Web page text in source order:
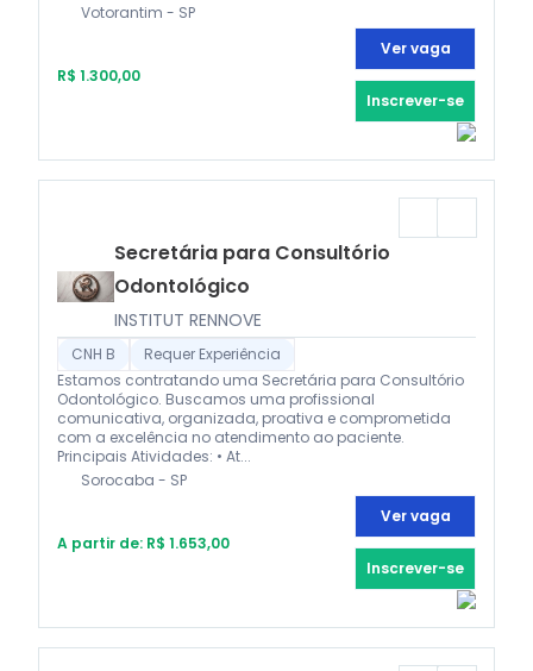
Votorantim - SP
R$ 1.300,00
Ver vaga
Inscrever-se
Secretária para Consultório
Odontológico
INSTITUT RENNOVE
CNH B
Requer Experiência
Estamos contratando uma Secretária para Consultório
Odontológico. Buscamos uma profissional
comunicativa, organizada, proativa e comprometida
com a excelência no atendimento ao paciente.
Principais Atividades: • At...
Sorocaba - SP
A partir de: R$ 1.653,00
Ver vaga
Inscrever-se